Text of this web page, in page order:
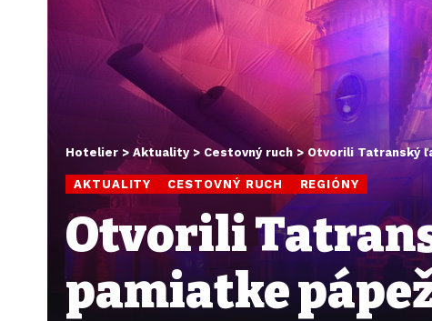
Hotelier > Aktuality> Cestovný ruch> Otvorili Tatranský
AKTUALITY CESTOVNÝ RUCH REGIÓNY
Otvorili
pamiatke